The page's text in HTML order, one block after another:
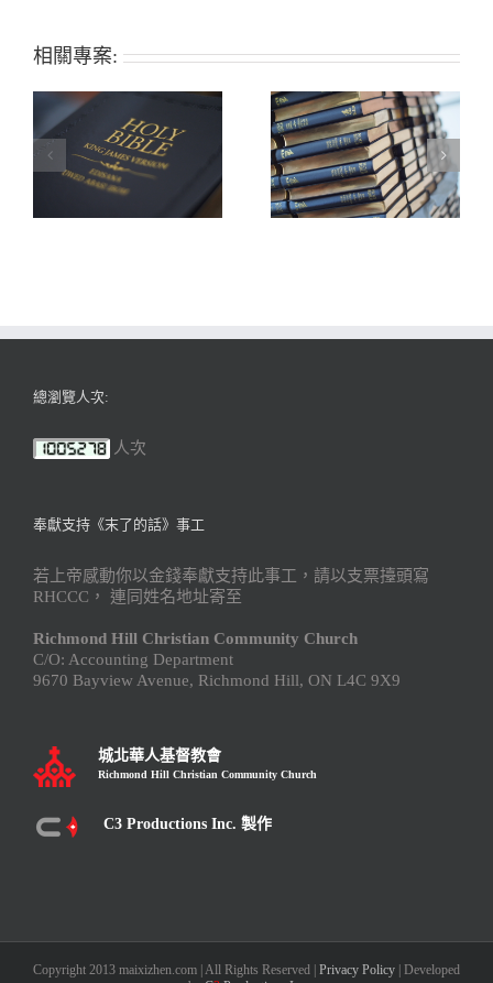
相關專案:
總瀏覽人次:
人次
奉獻支持《末了的話》事工
若上帝感動你以金錢奉獻支持此事工，請以支票擡頭寫
RHCCC， 連同姓名地址寄至
Richmond Hill Christian Community Church
C/O: Accounting Department
9670 Bayview Avenue, Richmond Hill, ON L4C 9X9
城北華人基督教會
Richmond Hill Christian Community Church
C3 Productions Inc. 製作
Copyright 2013 maixizhen.com | All Rights Reserved | Privacy Policy | Developed